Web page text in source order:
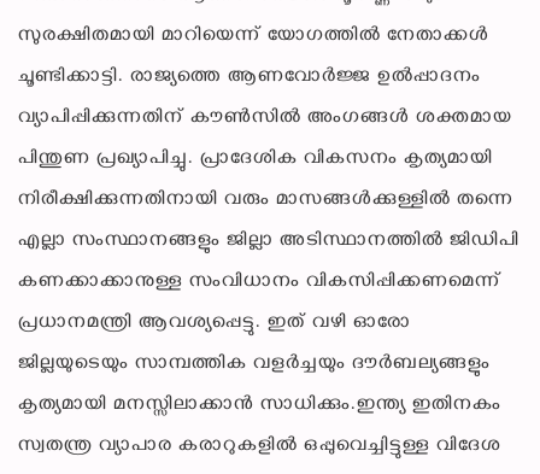
സുരക്ഷിതമായി മാറിയെന്ന് യോഗത്തിൽ നേതാക്കൾ
ചൂണ്ടിക്കാട്ടി. രാജ്യത്തെ ആണവോർജ്ജ ഉൽപ്പാദനം
വ്യാപിപ്പിക്കുന്നതിന് കൗൺസിൽ അംഗങ്ങൾ ശക്തമായ
പിന്തുണ പ്രഖ്യാപിച്ചു. പ്രാദേശിക വികസനം കൃത്യമായി
നിരീക്ഷിക്കുന്നതിനായി വരും മാസങ്ങൾക്കുള്ളിൽ തന്നെ
എല്ലാ സംസ്ഥാനങ്ങളും ജില്ലാ അടിസ്ഥാനത്തിൽ ജിഡിപി
കണക്കാക്കാനുള്ള സംവിധാനം വികസിപ്പിക്കണമെന്ന്
പ്രധാനമന്ത്രി ആവശ്യപ്പെട്ടു. ഇത് വഴി ഓരോ
ജില്ലയുടെയും സാമ്പത്തിക വളർച്ചയും ദൗർബല്യങ്ങളും
കൃത്യമായി മനസ്സിലാക്കാൻ സാധിക്കും.ഇന്ത്യ ഇതിനകം
സ്വതന്ത്ര വ്യാപാര കരാറുകളിൽ ഒപ്പുവെച്ചിട്ടുള്ള വിദേശ